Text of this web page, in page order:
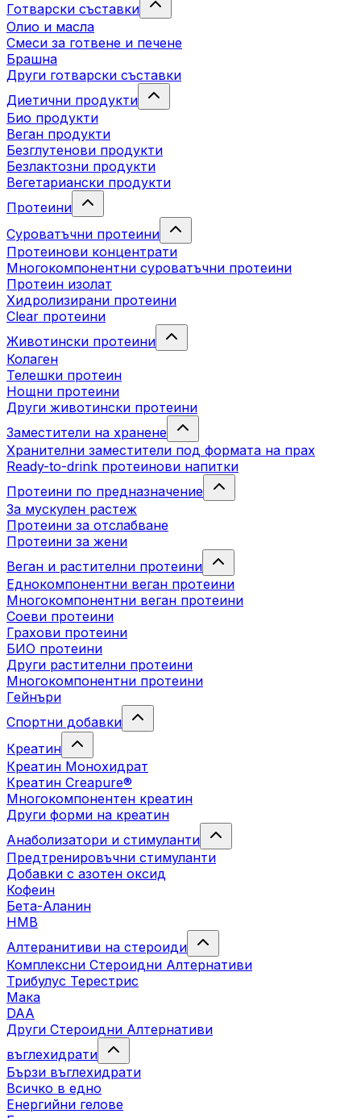
Готварски съставки
Олио и масла
Смеси за готвене и печене
Брашна
Други готварски съставки
Диетични продукти
Био продукти
Веган продукти
Безглутенови продукти
Безлактозни продукти
Вегетариански продукти
Протеини
Суроватъчни протеини
Протеинови концентрати
Многокомпонентни суроватъчни протеини
Протеин изолат
Хидролизирани протеини
Clear протеини
Животински протеини
Колаген
Телешки протеин
Нощни протеини
Други животински протеини
Заместители на хранене
Хранителни заместители под формата на прах
Ready-to-drink протеинови напитки
Протеини по предназначение
За мускулен растеж
Протеини за отслабване
Протеини за жени
Веган и растителни протеини
Еднокомпонентни веган протеини
Многокомпонентни веган протеини
Соеви протеини
Грахови протеини
БИО протеини
Други растителни протеини
Многокомпонентни протеини
Гейнъри
Спортни добавки
Креатин
Креатин Монохидрат
Креатин Creapure®
Многокомпонентен креатин
Други форми на креатин
Анаболизатори и стимуланти
Предтренировъчни стимуланти
Добавки с азотен оксид
Кофеин
Бета-Аланин
HMB
Алтеранитиви на стероиди
Комплексни Стероидни Алтернативи
Трибулус Терестрис
Maка
DAA
Други Стероидни Алтернативи
въглехидрати
Бързи въглехидрати
Всичко в едно
Енергийни гелове